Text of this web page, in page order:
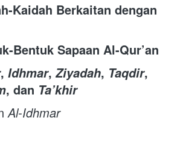
Kaidah Berkaitan dengan
Bentuk Sapaan Al-Qur’an
, Idhmar, Ziyadah, Taqdir
, dan Ta’khir
Al-Idhmar